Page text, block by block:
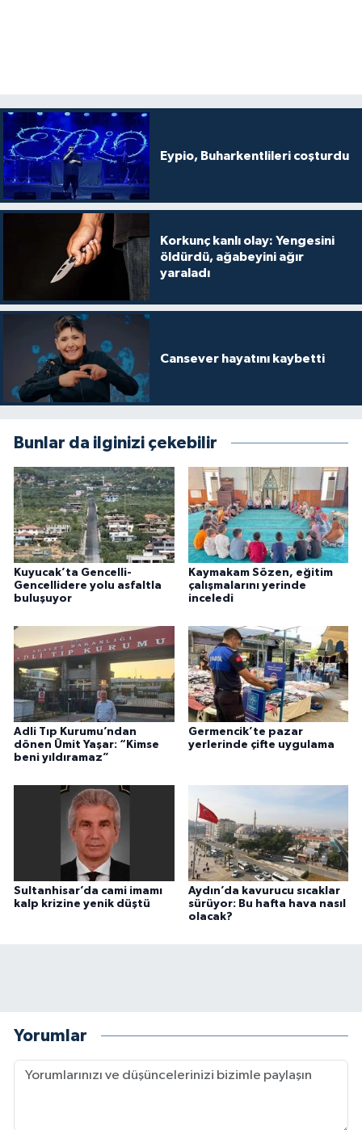
Eypio, Buharkentlileri coşturdu
Korkunç kanlı olay: Yengesini
öldürdü, ağabeyini ağır
yaraladı
Cansever hayatını kaybetti
Bunlar da ilginizi çekebilir
Kuyucak’ta Gencelli-
Gencellidere yolu asfaltla
buluşuyor
Kaymakam Sözen, eğitim
çalışmalarını yerinde
inceledi
Adli Tıp Kurumu’ndan
dönen Ümit Yaşar: “Kimse
beni yıldıramaz”
Germencik’te pazar
yerlerinde çifte uygulama
Sultanhisar’da cami imamı
kalp krizine yenik düştü
Aydın’da kavurucu sıcaklar
sürüyor: Bu hafta hava nasıl
olacak?
Yorumlar